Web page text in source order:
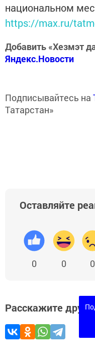
национальном
https://max.ru/
Добавить «Хезмэт
Яндекс.Новости
Подписывайтесь на
Татарстан»
Оставляйте
0 0 0
Расскажите